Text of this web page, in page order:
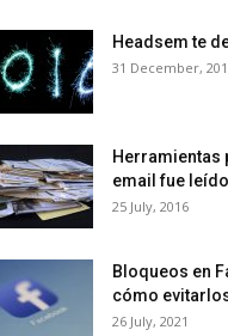
Headsem te
31 December,
Herramientas
email fue leído
25 July, 2016
Bloqueos en
cómo
26 July, 2021